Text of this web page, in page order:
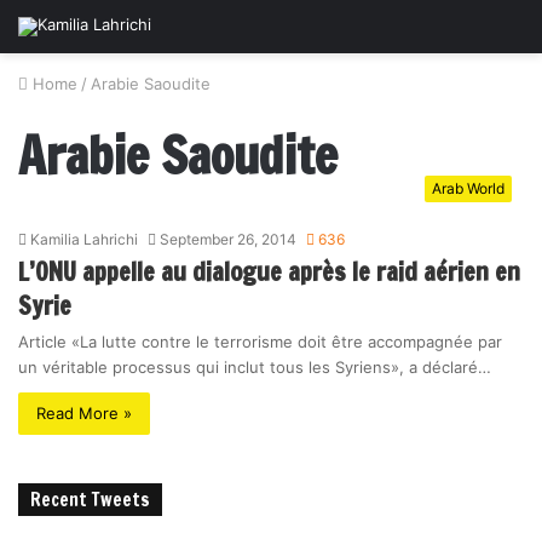
Home / Arabie Saoudite
Arabie Saoudite Arab World
Kamilia Lahrichi September 26, 2014 636
L’ONU appelle au dialogue après le raid aérien en
Syrie
Article «La lutte contre le terrorisme doit être accompagnée par
un véritable processus qui inclut tous les Syriens», a déclaré…
Read More »
Recent Tweets